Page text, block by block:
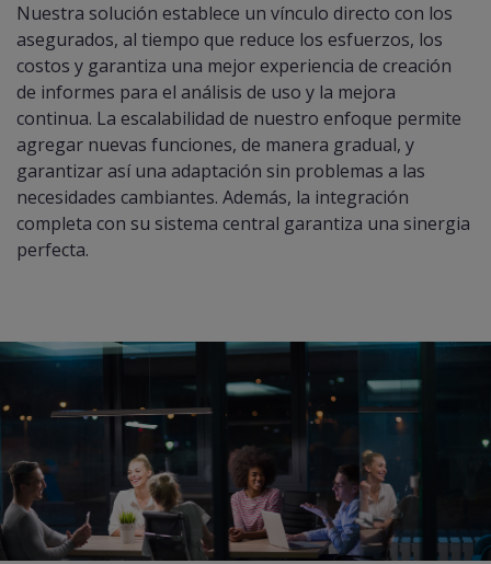
Nuestra solución establece un vínculo directo con los
asegurados, al tiempo que reduce los esfuerzos, los
costos y garantiza una mejor experiencia de creación
de informes para el análisis de uso y la mejora
continua. La escalabilidad de nuestro enfoque permite
agregar nuevas funciones, de manera gradual, y
garantizar así una adaptación sin problemas a las
necesidades cambiantes. Además, la integración
completa con su sistema central garantiza una sinergia
perfecta.​